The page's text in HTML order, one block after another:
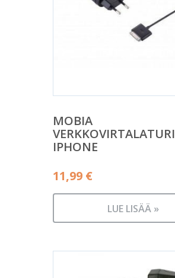
MOBIA
VERKKOVIRTALATURI
IPHONE
11,99 €
LUE LISÄÄ »